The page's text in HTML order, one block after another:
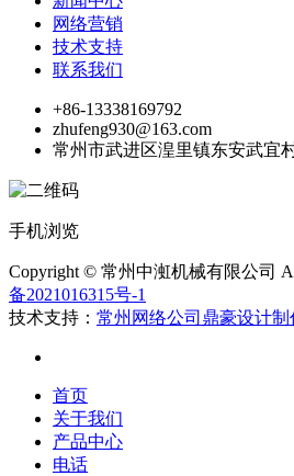
网络营销
技术支持
联系我们
+86-13338169792
zhufeng930@163.com
常州市武进区湟里镇东安武宜
手机浏览
Copyright © 常州中渱机械有限公司
备2021016315号-1
技术支持： 常州网络公司鼎豪设计制
首页
关于我们
产品中心
电话